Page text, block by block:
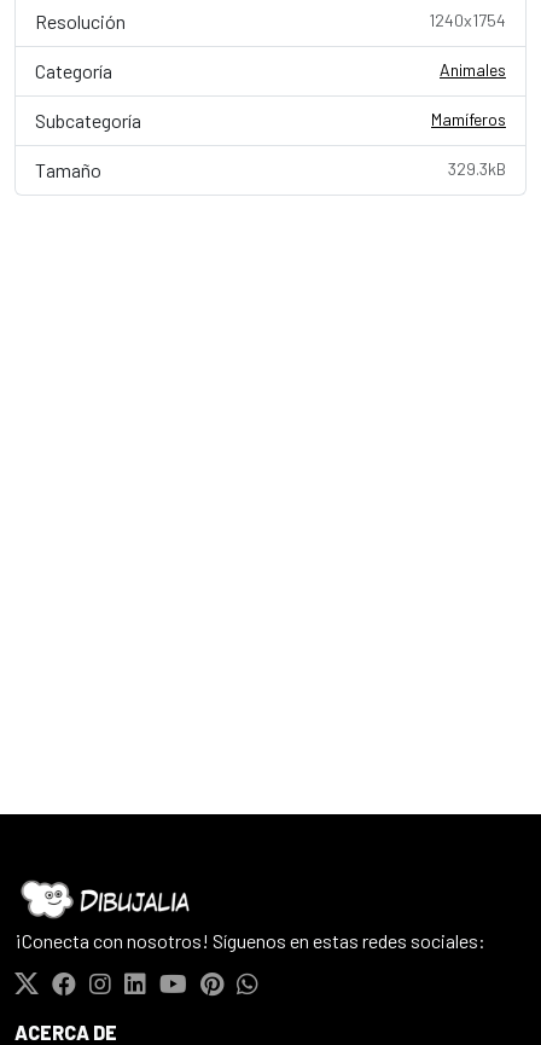
Resolución 1240x1754
Categoría Animales
Subcategoría Mamíferos
Tamaño 329.3kB
¡Conecta con nosotros! Síguenos en estas redes sociales:
ACERCA DE